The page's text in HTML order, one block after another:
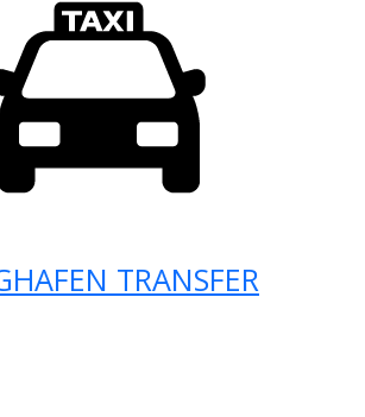
TRANSFER